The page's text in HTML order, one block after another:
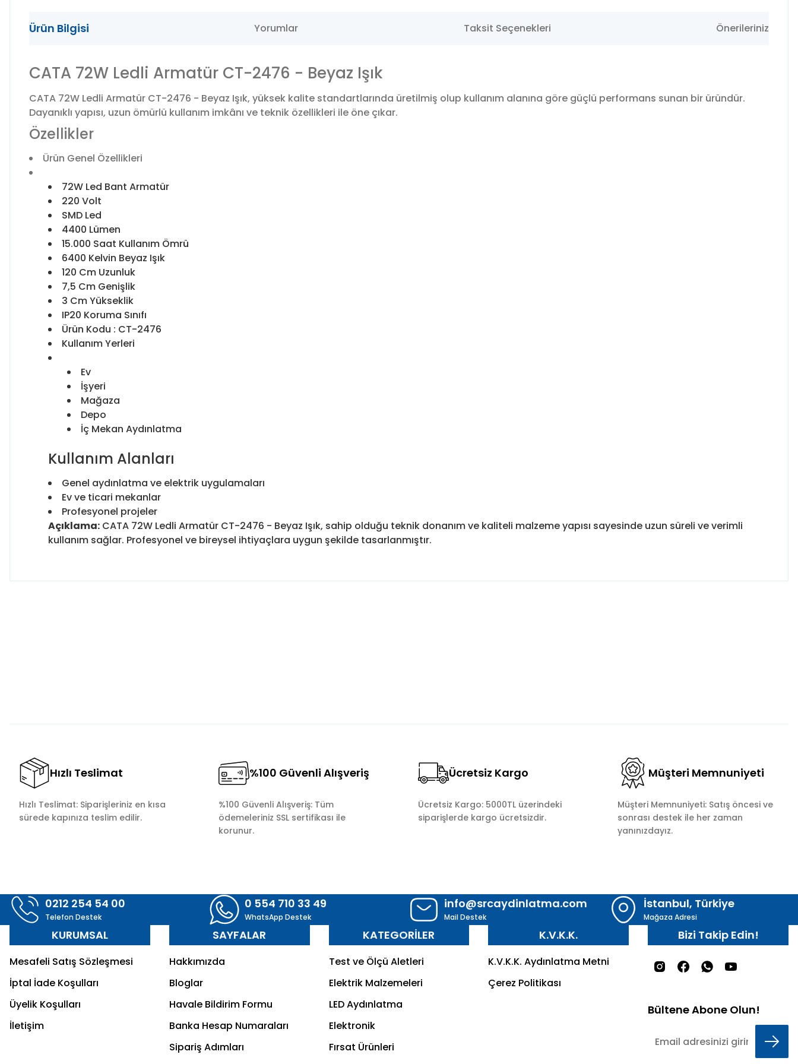
Ürün Bilgisi Yorumlar Taksit Seçenekleri Önerileriniz
CATA 72W Ledli Armatür CT-2476 - Beyaz Işık
CATA 72W Ledli Armatür CT-2476 - Beyaz Işık, yüksek kalite standartlarında üretilmiş olup kullanım alanına göre güçlü performans sunan bir üründür.
Dayanıklı yapısı, uzun ömürlü kullanım imkânı ve teknik özellikleri ile öne çıkar.
Özellikler
Ürün Genel Özellikleri
72W Led Bant Armatür
220 Volt
SMD Led
4400 Lümen
15.000 Saat Kullanım Ömrü
6400 Kelvin Beyaz Işık
120 Cm Uzunluk
7,5 Cm Genişlik
3 Cm Yükseklik
IP20 Koruma Sınıfı
Ürün Kodu : CT-2476
Kullanım Yerleri
Ev
İşyeri
Mağaza
Depo
İç Mekan Aydınlatma
Kullanım Alanları
Genel aydınlatma ve elektrik uygulamaları
Ev ve ticari mekanlar
Profesyonel projeler
Açıklama: CATA 72W Ledli Armatür CT-2476 - Beyaz Işık, sahip olduğu teknik donanım ve kaliteli malzeme yapısı sayesinde uzun süreli ve verimli
kullanım sağlar. Profesyonel ve bireysel ihtiyaçlara uygun şekilde tasarlanmıştır.
Hızlı Teslimat
Hızlı Teslimat: Siparişleriniz en kısa
sürede kapınıza teslim edilir.
%100 Güvenli Alışveriş
%100 Güvenli Alışveriş: Tüm
ödemeleriniz SSL sertifikası ile
korunur.
Ücretsiz Kargo
Ücretsiz Kargo: 5000TL üzerindeki
siparişlerde kargo ücretsizdir.
Müşteri Memnuniyeti
Müşteri Memnuniyeti: Satış öncesi ve
sonrası destek ile her zaman
yanınızdayız.
0212 254 54 00
Telefon Destek
0 554 710 33 49
WhatsApp Destek
info@srcaydinlatma.com
Mail Destek
İstanbul, Türkiye
Mağaza Adresi
KURUMSAL
Mesafeli Satış Sözleşmesi
İptal İade Koşulları
Üyelik Koşulları
İletişim
SAYFALAR
Hakkımızda
Bloglar
Havale Bildirim Formu
Banka Hesap Numaraları
Sipariş Adımları
KATEGORİLER
Test ve Ölçü Aletleri
Elektrik Malzemeleri
LED Aydınlatma
Elektronik
Fırsat Ürünleri
K.V.K.K.
K.V.K.K. Aydınlatma Metni
Çerez Politikası
Bizi Takip Edin!
Bültene Abone Olun!